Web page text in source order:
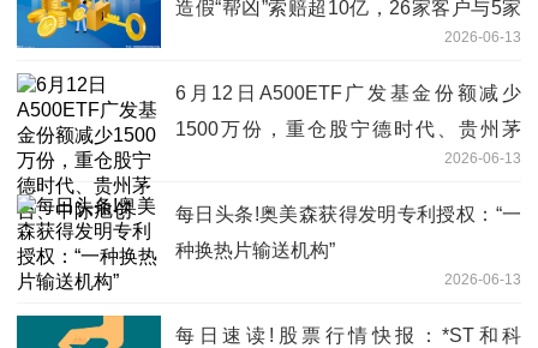
造假“帮凶”索赔超10亿，26家客户与5家
2026-06-13
6月12日A500ETF广发基金份额减少
1500万份，重仓股宁德时代、贵州茅
2026-06-13
每日头条!奥美森获得发明专利授权：“一
种换热片输送机构”
2026-06-13
每日速读!股票行情快报：*ST和科